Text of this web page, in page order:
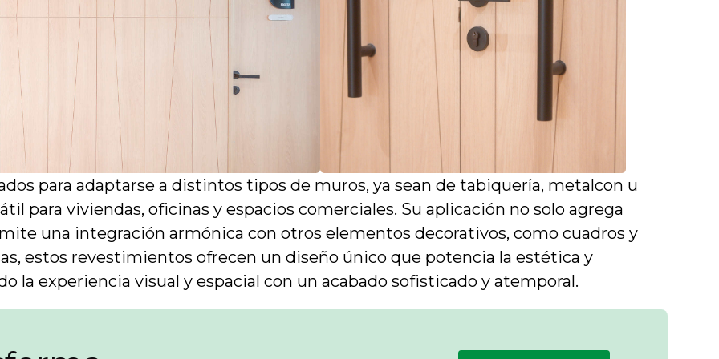
para adaptarse a distintos tipos de muros, ya sean de tabiquería, metalcon u
para viviendas, oficinas y espacios comerciales. Su aplicación no solo agrega
una integración armónica con otros elementos decorativos, como cuadros y
estos revestimientos ofrecen un diseño único que potencia la estética y
la experiencia visual y espacial con un acabado sofisticado y atemporal.